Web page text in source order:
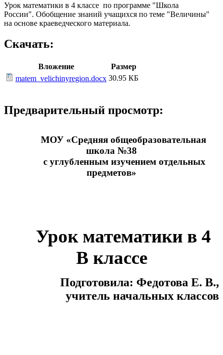
Урок математики в 4 классе по программе "Школа
России". Обобщение знаний учащихся по теме "Величины"
на основе краеведческого материала.
Скачать:
Вложение
Размер
matem_velichinyregion.docx 30.95 КБ
Предварительный просмотр:
МОУ «Средняя общеобразовательная
школа №38
с углубленным изучением отдельных
предметов»
Урок математики в 4
В классе
Подготовила: Федотова Е. В.,
учитель начальных классов